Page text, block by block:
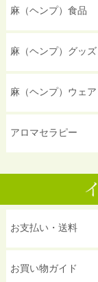
麻（ヘンプ）食品
麻（ヘンプ）グッズ
麻（ヘンプ）ウェア
アロマセラピー
お支払い・送料
お買い物ガイド